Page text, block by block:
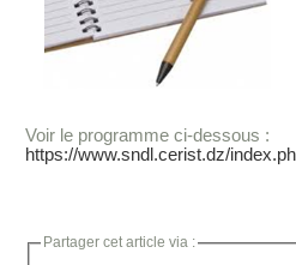
Voir le programme ci-dessous :
https://www.sndl.cerist.dz/
Partager cet article via :